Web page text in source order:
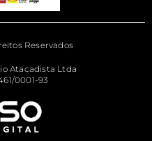
Reservados
Atacadista Ltda
0001-93